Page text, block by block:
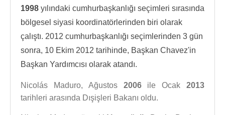
1998 yılındaki cumhurbaşkanlığı seçimleri sırasında
bölgesel siyasi koordinatörlerinden biri olarak
çalıştı. 2012 cumhurbaşkanlığı seçimlerinden 3 gün
sonra, 10 Ekim 2012 tarihinde, Başkan Chavez'in
Başkan Yardımcısı olarak atandı.
Nicolás Maduro, Ağustos 2006ile Ocak 2013
tarihleri arasında Dışişleri Bakanı oldu.